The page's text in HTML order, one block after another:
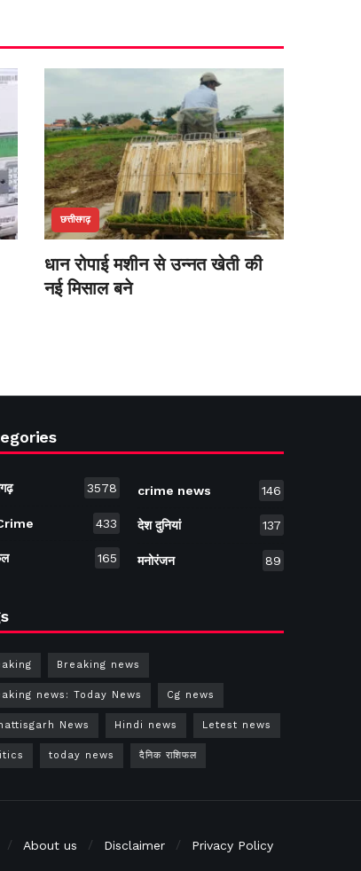
छत्तीसगढ़
धान रोपाई मशीन से उन्नत खेती की
नई मिसाल बने
3578
433
165
crime news 146
देश दुनियां 137
मनोरंजन 89
Breaking news
news: Today News Cg news
News Hindi news Letest news
today news दैनिक राशिफल
About us Disclaimer Privacy Policy